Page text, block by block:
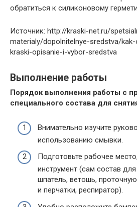
обратиться к силиконовому
Источник: http://kraski-net.ru/
materialy/dopolnitelnye-sredstva/
kraski-opisanie-i-vybor-sredstva
Выполнение работы
Порядок выполнения работы с
специального состава для
Внимательно изучите
использованию смывки.
Подготовьте рабочее
инструмент (сам состав
шпатель, ветошь,
и перчатки, респиратор).